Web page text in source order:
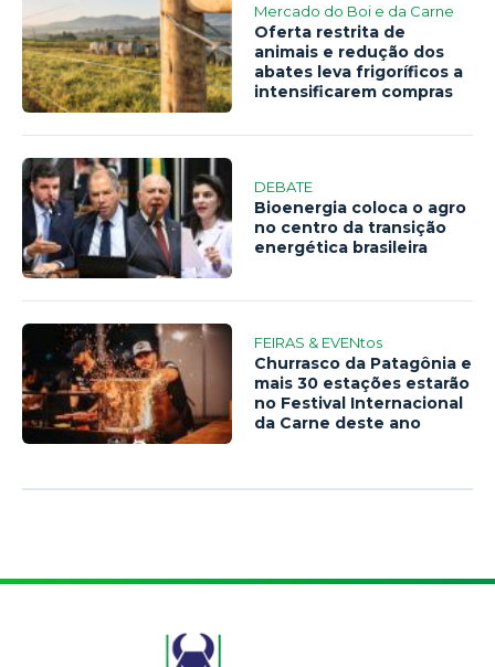
Mercado do Boi e da Carne
Oferta restrita de
animais e redução dos
abates leva frigoríficos a
intensificarem compras
DEBATE
Bioenergia coloca o agro
no centro da transição
energética brasileira
FEIRAS & EVENtos
Churrasco da Patagônia e
mais 30 estações estarão
no Festival Internacional
da Carne deste ano